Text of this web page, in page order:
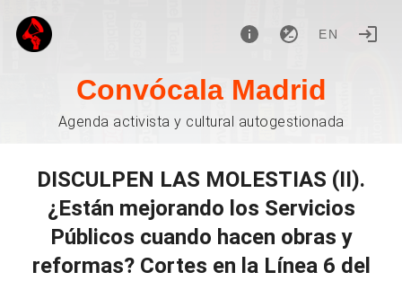
EN
Convócala Madrid
Agenda activista y cultural autogestionada
DISCULPEN LAS MOLESTIAS (II).
¿Están mejorando los Servicios
Públicos cuando hacen obras y
reformas? Cortes en la Línea 6 del